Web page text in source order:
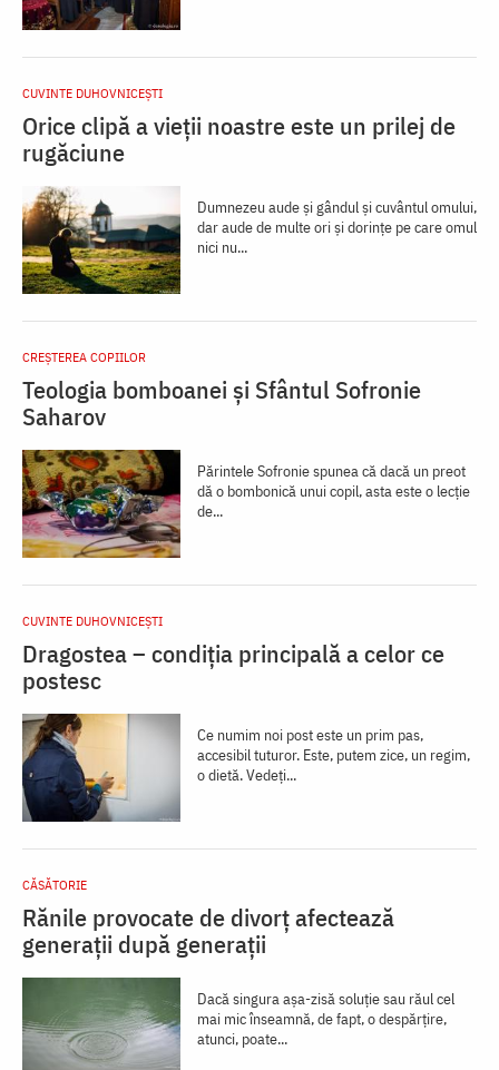
CUVINTE DUHOVNICEȘTI
Orice clipă a vieții noastre este un prilej de
rugăciune
Dumnezeu aude și gândul și cu­vântul omului,
dar aude de multe ori și dorințe pe care omul
nici nu...
CREŞTEREA COPIILOR
Teologia bomboanei și Sfântul Sofronie
Saharov
Părintele Sofronie spunea că dacă un preot
dă o bombonică unui copil, asta este o lecție
de...
CUVINTE DUHOVNICEȘTI
Dragostea – condiția principală a celor ce
postesc
Ce numim noi post este un prim pas,
accesibil tuturor. Este, putem zice, un regim,
o dietă. Vedeți...
CĂSĂTORIE
Rănile provocate de divorț afectează
generații după generații
Dacă singura aşa-zisă soluţie sau răul cel
mai mic înseamnă, de fapt, o despărţire,
atunci, poate...